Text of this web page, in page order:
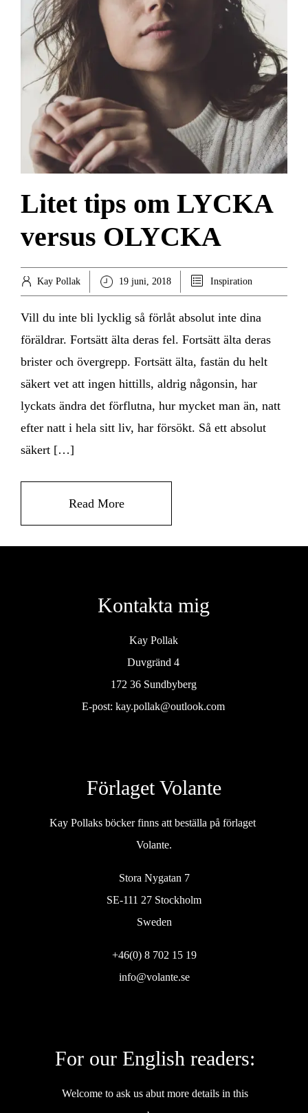
Litet tips om LYCKA
versus OLYCKA
Kay Pollak 19 juni, 2018 Inspiration
Vill du inte bli lycklig så förlåt absolut inte dina
föräldrar. Fortsätt älta deras fel. Fortsätt älta deras
brister och övergrepp. Fortsätt älta, fastän du helt
säkert vet att ingen hittills, aldrig någonsin, har
lyckats ändra det förflutna, hur mycket man än, natt
efter natt i hela sitt liv, har försökt. Så ett absolut
säkert […]
Read More
Kontakta mig
Kay Pollak
Duvgränd 4
172 36 Sundbyberg
E-post: kay.pollak@outlook.com
Förlaget Volante
Kay Pollaks böcker finns att beställa på förlaget
Volante.
Stora Nygatan 7
SE-111 27 Stockholm
Sweden
+46(0) 8 702 15 19
info@volante.se
For our English readers:
Welcome to ask us abut more details in this